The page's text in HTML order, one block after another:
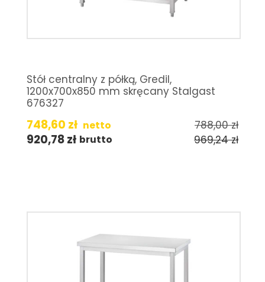
Stół centralny z półką, Gredil,
1200x700x850 mm skręcany Stalgast
676327
748,60 zł netto 788,00zł
920,78zł brutto 969,24zł